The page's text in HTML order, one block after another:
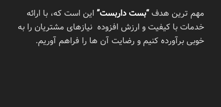
مهم ترین هدف“بست داربست” این است که، با ارائه
خدمات با کیفیت و ارزش افزوده نیازهای مشتریان را به
خوبی برآورده کنیم و رضایت آن ها را فراهم آوریم.